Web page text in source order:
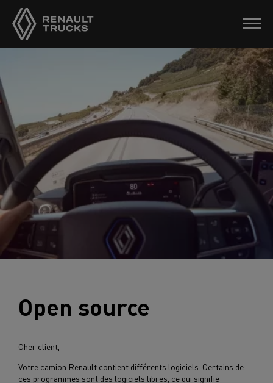
Open source
Cher client,
Votre camion Renault contient différents logiciels. Certains de
ces programmes sont des logiciels libres, ce qui signifie